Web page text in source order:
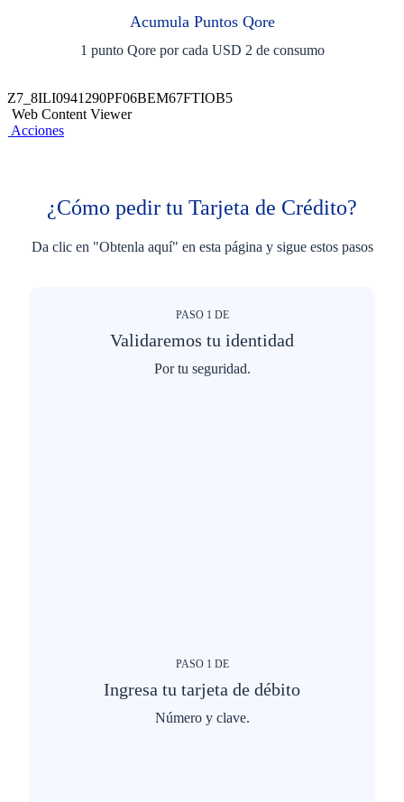
Acumula Puntos Qore​
1 punto Qore por cada USD 2 de consumo
Z7_8ILI0941290PF06BEM67FTIOB5
Web Content Viewer
Acciones
¿Cómo pedir tu Tarjeta de Crédito?
Da clic en "Obtenla aquí" en esta página y sigue estos pasos
PASO 1 DE
Validaremos tu identidad
Por tu seguridad.
PASO 1 DE
Ingresa tu tarjeta de débito
Número y clave.